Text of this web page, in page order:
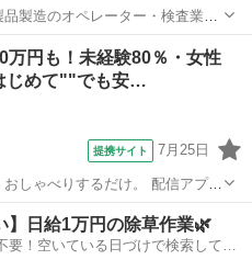
製造のオペレーター・検査業務
製品製造・装置操作、顕微鏡検
万円も！未経験80％・女性
じめて""でも安…
提携サイト 7月25日
おしゃべりするだけ。 配信アプリ
ライブ配信するお仕事です。
ぶ自由
トスタッフ
】日給1万円の除草作業🌿
要！空いている日づけで検索して即